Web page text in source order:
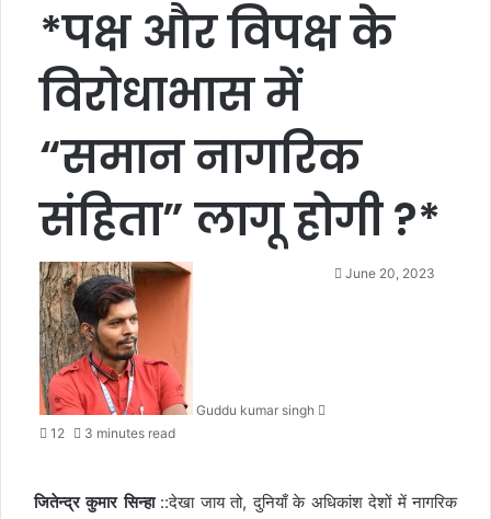
*पक्ष और विपक्ष के
विरोधाभास में
“समान नागरिक
संहिता” लागू होगी ?*
Guddu kumar singh
SendJune 20, 2023
12 3 minutes read
जितेन्द्र कुमार सिन्हा::देखा जाय तो, दुनियाँ के अधिकांश देशों में नागरिक